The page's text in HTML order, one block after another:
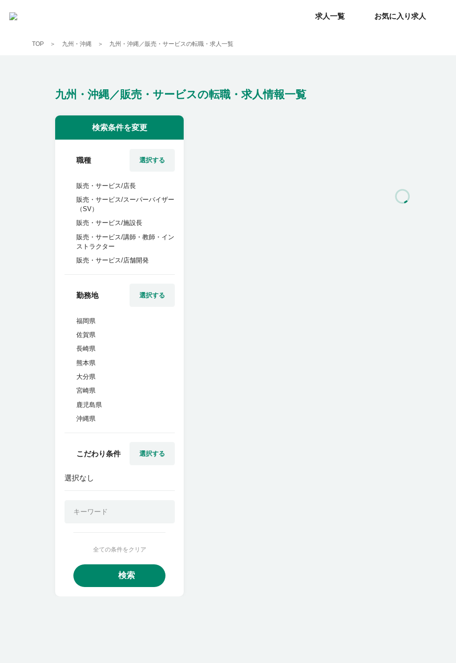
求人一覧 お気に入り求人
求人一覧 お気に入り求人
TOP 九州・沖縄 九州・沖縄／販売・サービスの転職・求人一覧
九州・沖縄／販売・サービスの転職・求人情報一覧
検索条件を変更
選択する
職種
販売・サービス/店長
販売・サービス/スーパーバイザー
（SV）
販売・サービス/施設長
販売・サービス/講師・教師・イン
ストラクター
販売・サービス/店舗開発
選択する
勤務地
福岡県
佐賀県
長崎県
熊本県
大分県
宮崎県
鹿児島県
沖縄県
選択する
こだわり条件
選択なし
全ての条件をクリア
検索